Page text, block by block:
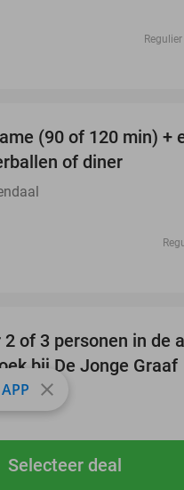
Selecteer deal
Regulier
(90 of 120 min) +
of diner
of 3 personen in de
bij De Jonge Graaf
close